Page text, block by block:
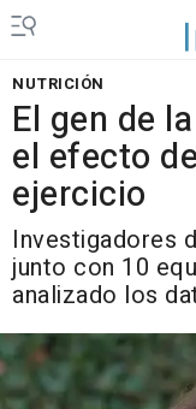
NUTRICIÓN
El gen de
el efecto
ejercicio
Investigadores
junto con 10
analizado los